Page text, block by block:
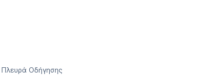
Πλευρά Οδήγησης